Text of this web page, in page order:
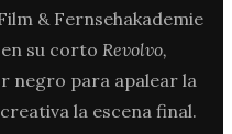
& Fernsehakademie
su corto Revolvo,
negro para apalear la
la escena final.